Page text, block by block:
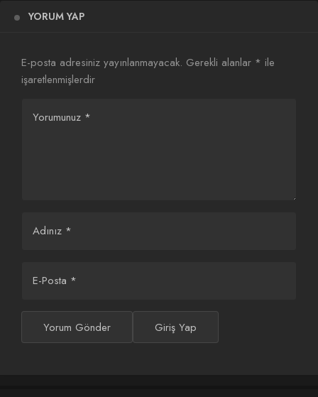
Konusu ve Oyuncuları
Güller ve Günahlar Dizisi
Uyanış: Büyük Selçuklu 3. Bölüm 2. Fragmanı
YORUM YAP
E-posta adresiniz yayınlanmayacak. Gerekli alanlar * ile
işaretlenmişlerdir
Yorumunuz *
Adınız *
E-Posta *
Yorum Gönder Giriş Yap